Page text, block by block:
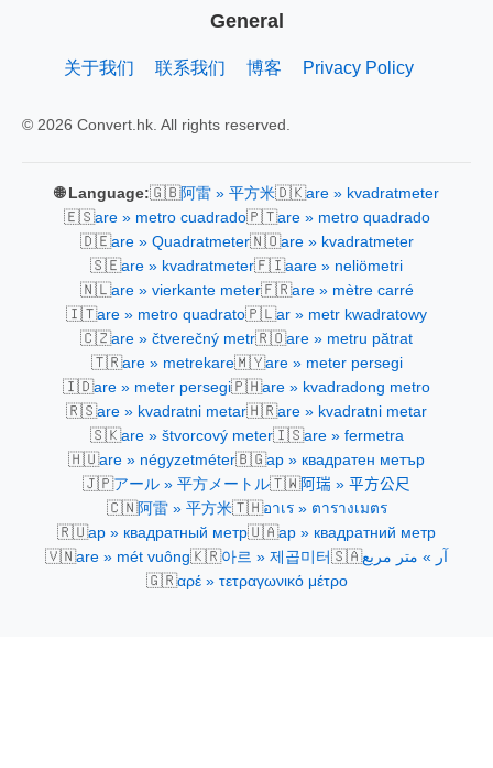
General
关于我们 联系我们 博客 Privacy Policy
© 2026 Convert.hk. All rights reserved.
🌐 Language:🇬🇧阿雷 » 平方米🇩🇰are » kvadratmeter
🇪🇸are » metro cuadrado🇵🇹are » metro quadrado
🇩🇪are » Quadratmeter🇳🇴are » kvadratmeter
🇸🇪are » kvadratmeter🇫🇮aare » neliömetri
🇳🇱are » vierkante meter🇫🇷are » mètre carré
🇮🇹are » metro quadrato🇵🇱ar » metr kwadratowy
🇨🇿are » čtverečný metr🇷🇴are » metru pătrat
🇹🇷are » metrekare🇲🇾are » meter persegi
🇮🇩are » meter persegi🇵🇭are » kvadradong metro
🇷🇸are » kvadratni metar🇭🇷are » kvadratni metar
🇸🇰are » štvorcový meter🇮🇸are » fermetra
🇭🇺are » négyzetméter🇧🇬ар » квадратен метър
🇯🇵アール » 平方メートル🇹🇼阿瑞 » 平方公尺
🇨🇳阿雷 » 平方米🇹🇭อาเร » ตารางเมตร
🇷🇺ар » квадратный метр🇺🇦ар » квадратний метр
🇻🇳are » mét vuông🇰🇷아르 » 제곱미터 🇸🇦آر » متر مربع
🇬🇷αρέ » τετραγωνικό μέτρο